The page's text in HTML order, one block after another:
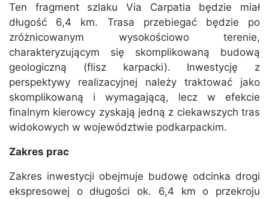
Ten fragment szlaku Via Carpatia będzie miał
długość 6,4 km. Trasa przebiegać będzie po
zróżnicowanym wysokościowo terenie,
charakteryzującym się skomplikowaną budową
geologiczną (flisz karpacki). Inwestycję z
perspektywy realizacyjnej należy traktować jako
skomplikowaną i wymagającą, lecz w efekcie
finalnym kierowcy zyskają jedną z ciekawszych tras
widokowych w województwie podkarpackim.
Zakres prac
Zakres inwestycji obejmuje budowę odcinka drogi
ekspresowej o długości ok. 6,4 km o przekroju